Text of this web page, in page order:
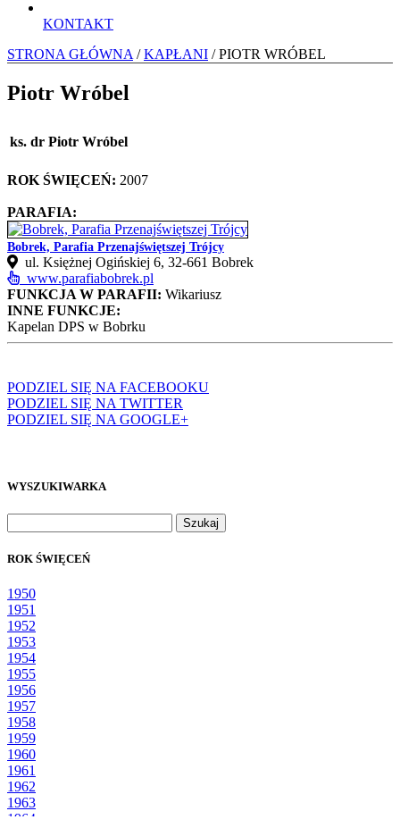
KONTAKT
STRONA GŁÓWNA /KAPŁANI / PIOTR WRÓBEL
Piotr Wróbel
ks. dr Piotr Wróbel
ROK ŚWIĘCEŃ: 2007
PARAFIA:
Bobrek, Parafia Przenajświętszej Trójcy
ul. Księżnej Ogińskiej 6, 32-661 Bobrek
www.parafiabobrek.pl
FUNKCJA W PARAFII: Wikariusz
INNE FUNKCJE:
Kapelan DPS w Bobrku
PODZIEL SIĘ NA FACEBOOKU
PODZIEL SIĘ NA TWITTER
PODZIEL SIĘ NA GOOGLE+
WYSZUKIWARKA
ROK ŚWIĘCEŃ
1950
1951
1952
1953
1954
1955
1956
1957
1958
1959
1960
1961
1962
1963
1964